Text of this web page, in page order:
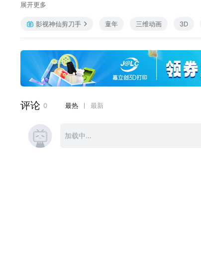
3返老还童 地球博士
4寻宝记 地震
5升级考试 发明家
7不速之客 老球迷
8捉迷藏 有事呼我
9重塑小花瓶 分家
11古董记 谁是大侦探
13戒烟行动 停电
14过年 鬼来了
15老箱子大明 电影明星
展开更多
影视神仙剪刀手 童年 三维动画 3D